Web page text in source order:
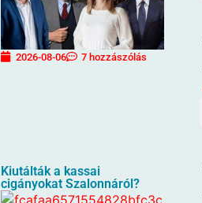
2026-08-06 7 hozzászólás
Kiutálták a kassai
cigányokat Szalonnáról?